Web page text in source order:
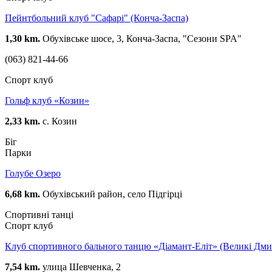
Пейнтбольний клуб "Сафарі" (Конча-Заспа)
1,30 km. Обухівське шосе, 3, Конча-Заспа, "Сезони SPA"
(063) 821-44-66
Спорт клуб
Гольф клуб «Козин»
2,33 km. c. Козин
Біг
Парки
Голубе Озеро
6,68 km. Обухівський район, село Підгірці
Спортивні танці
Спорт клуб
Клуб спортивного бального танцю «Діамант-Еліт» (Великі
7,54 km. улица Шевченка, 2